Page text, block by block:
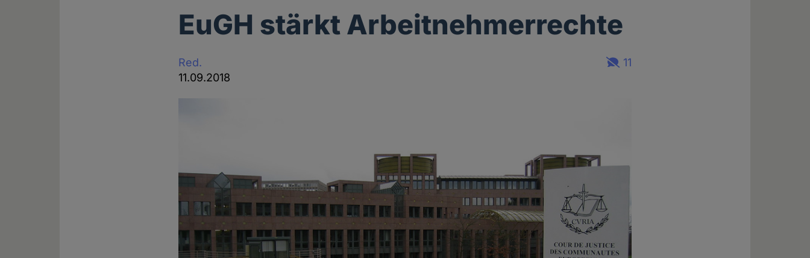
EuGH stärkt Arbeitnehmerrechte
Red.
11.09.2018
11